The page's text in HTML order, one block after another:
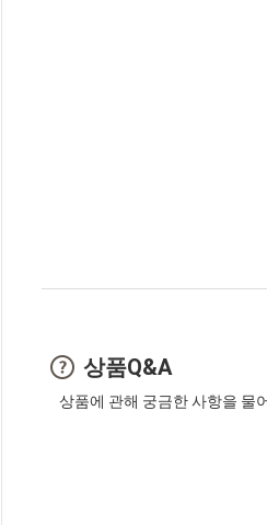
상품Q&A
상품에 관해 궁금한 사항을 물